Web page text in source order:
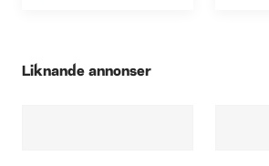
Liknande annonser